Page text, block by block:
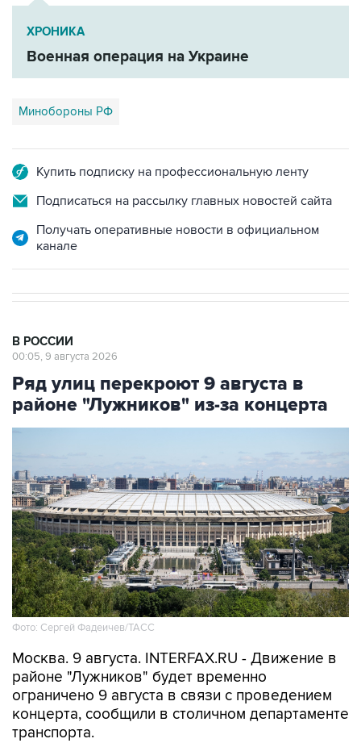
ХРОНИКА
Военная операция на Украине
Минобороны РФ
Купить подписку на профессиональную ленту
Подписаться на рассылку главных новостей сайта
Получать оперативные новости в официальном
канале
В РОССИИ
00:05, 9 августа 2026
Ряд улиц перекроют 9 августа в
районе "Лужников" из-за концерта
Фото: Сергей Фадеичев/ТАСС
Москва. 9 августа. INTERFAX.RU - Движение в
районе "Лужников" будет временно
ограничено 9 августа в связи с проведением
концерта, сообщили в столичном департаменте
транспорта.